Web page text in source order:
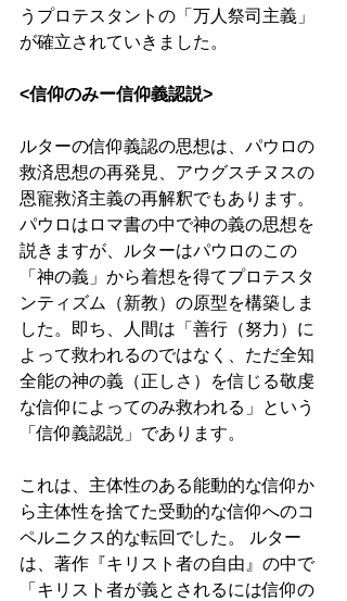
うプロテスタントの「万人祭司主義」
が確立されていきました。
<信仰のみー信仰義認説>
ルターの信仰義認の思想は、パウロの
救済思想の再発見、アウグスチヌスの
恩寵救済主義の再解釈でもあります。
パウロはロマ書の中で神の義の思想を
説きますが、ルターはパウロのこの
「神の義」から着想を得てプロテスタ
ンティズム（新教）の原型を構築しま
した。即ち、人間は「善行（努力）に
よって救われるのではなく、ただ全知
全能の神の義（正しさ）を信じる敬虔
な信仰によってのみ救われる」という
「信仰義認説」であります。
これは、主体性のある能動的な信仰か
ら主体性を捨てた受動的な信仰へのコ
ペルニクス的な転回でした。 ルター
は、著作『キリスト者の自由』の中で
「キリスト者が義とされるには信仰の